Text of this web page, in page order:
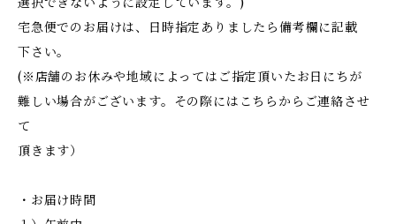
宅急便でのお届けは、日時指定ありましたら備考欄に記載
下さい。
(※店舗のお休みや地域によってはご指定頂いたお日にちが
難しい場合がございます。その際にはこちらからご連絡させ
て
頂きます）
・お届け時間